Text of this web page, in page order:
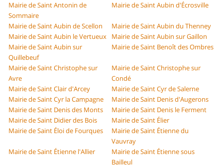
Mairie de Saint Antonin de
Sommaire
Mairie de Saint Aubin d'Écrosville
Mairie de Saint Aubin de Scellon
Mairie de Saint Aubin du Thenney
Mairie de Saint Aubin le Vertueux
Mairie de Saint Aubin sur Gaillon
Mairie de Saint Aubin sur
Quillebeuf
Mairie de Saint Benoît des Ombres
Mairie de Saint Christophe sur
Avre
Mairie de Saint Christophe sur
Condé
Mairie de Saint Clair d'Arcey
Mairie de Saint Cyr de Salerne
Mairie de Saint Cyr la Campagne
Mairie de Saint Denis d'Augerons
Mairie de Saint Denis des Monts
Mairie de Saint Denis le Ferment
Mairie de Saint Didier des Bois
Mairie de Saint Élier
Mairie de Saint Éloi de Fourques
Mairie de Saint Étienne du
Vauvray
Mairie de Saint Étienne l'Allier
Mairie de Saint Étienne sous
Bailleul